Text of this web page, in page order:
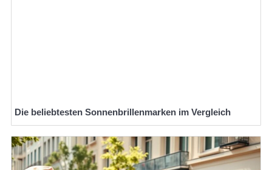
Die beliebtesten Sonnenbrillenmarken im Vergleich